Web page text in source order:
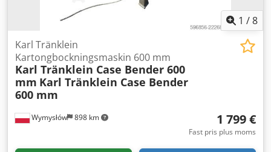
1 /8
Wymysłów 898 km
Karl Tränklein
Kartongbockningsmaskin 600 mm
Karl Tränklein Case Bender 600
mm Karl Tränklein Case Bender
600 mm
1 799 €
Fast pris plus moms